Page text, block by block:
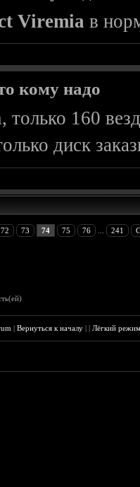
Viremia в
кому надо
только 160
диск
72 73 74 75 76 241
|Вернуться к началу ||Лёгкий